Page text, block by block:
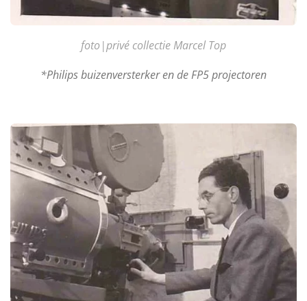
foto|privé collectie Marcel Top
*Philips buizenversterker en de FP5 projectoren